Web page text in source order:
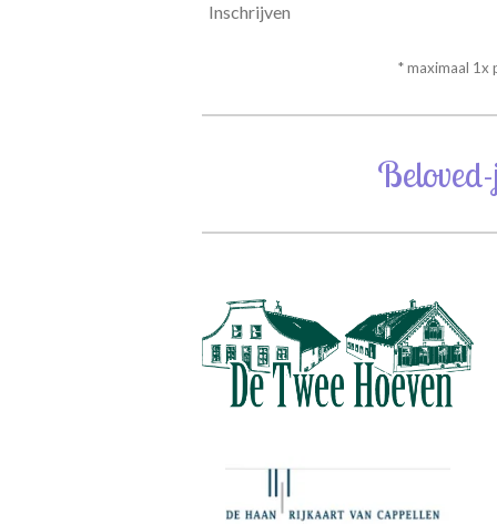
Inschrijven
* maximaal 1x